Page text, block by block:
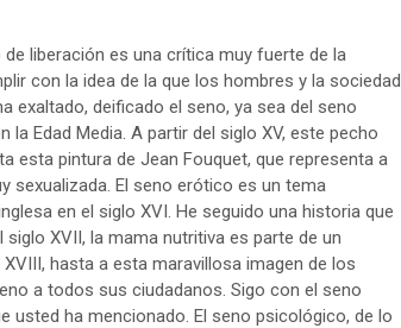
liberación es una crítica muy fuerte de la
con la idea de la que los hombres y la sociedad
exaltado, deificado el seno, ya sea del seno
Edad Media. A partir del siglo XV, este pecho
esta pintura de Jean Fouquet, que representa a
sexualizada. El seno erótico es un tema
en el siglo XVI. He seguido una historia que
XVII, la mama nutritiva es parte de un
hasta a esta maravillosa imagen de los
a todos sus ciudadanos. Sigo con el seno
usted ha mencionado. El seno psicológico, de lo